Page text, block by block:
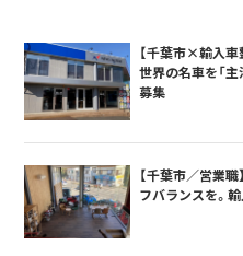
【千葉市×輸入車
世界の名車を「
募集
【千葉市／営業
フバランスを。